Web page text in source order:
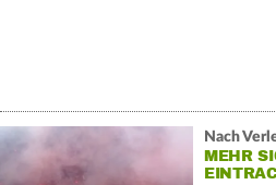
Nach
MEHR